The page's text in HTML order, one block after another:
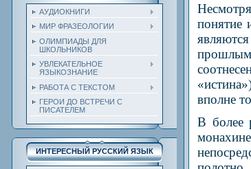
АУДИОКНИГИ
МИР ФРАЗЕОЛОГИИ
ОЛИМПИАДЫ ДЛЯ
ШКОЛЬНИКОВ
УВЛЕКАТЕЛЬНОЕ
ЯЗЫКОЗНАНИЕ
РАБОТА С ТЕКСТОМ
ГЕРОИ ДО ВСТРЕЧИ С
ПИСАТЕЛЕМ
ИНТЕРЕСНЫЙ РУССКИЙ ЯЗЫК
понятие
вполне
В более